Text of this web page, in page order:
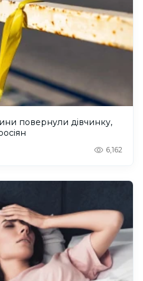
повернули дівчинку,
6,162